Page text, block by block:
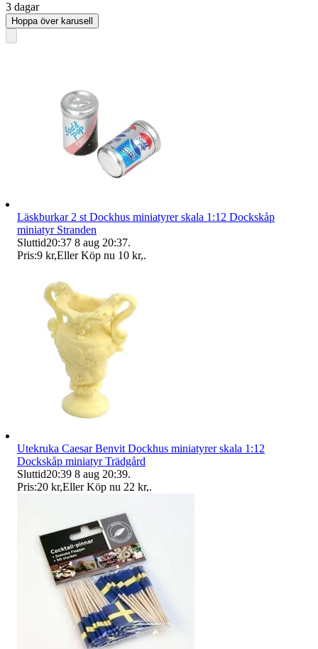
3 dagar
Hoppa över karusell
Läskburkar 2 st Dockhus miniatyrer skala 1:12 Dockskåp
miniatyr Stranden
Sluttid20:37 8 aug 20:37.
Pris:9 kr,Eller Köp nu 10 kr,.
Utekruka Caesar Benvit Dockhus miniatyrer skala 1:12
Dockskåp miniatyr Trädgård
Sluttid20:39 8 aug 20:39.
Pris:20 kr,Eller Köp nu 22 kr,.